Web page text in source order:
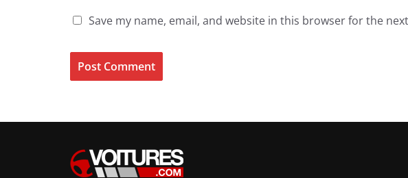
Save my name, email, and website in this browser for the